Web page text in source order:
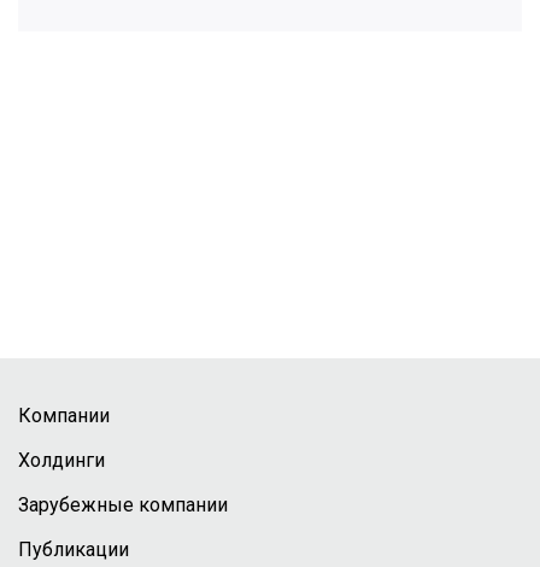
Компании
Холдинги
Зарубежные компании
Публикации